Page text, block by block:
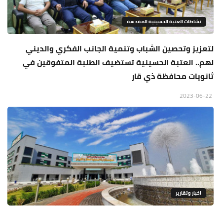
نشاطات العتبة الحسينية المقدسة
لتعزيز وتحصين الشباب وتنمية الجانب الفكري والديني
لهم.. العتبة الحسينية تستضيف الطلبة المتفوقين في
ثانويات محافظة ذي قار
اخبار وتقارير